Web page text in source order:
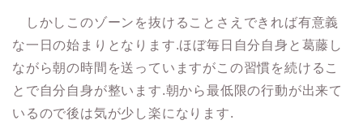
しかしこのゾーンを抜けることさえできれば有意義
な一日の始まりとなります.ほぼ毎日自分自身と葛藤し
ながら朝の時間を送っていますがこの習慣を続けるこ
とで自分自身が整います.朝から最低限の行動が出来て
いるので後は気が少し楽になります.